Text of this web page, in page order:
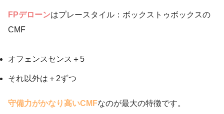
FPデローンはプレースタイル：ボックストゥボックスの
CMF
オフェンスセンス＋5
それ以外は＋2ずつ
守備力がかなり高いCMFなのが最大の特徴です。